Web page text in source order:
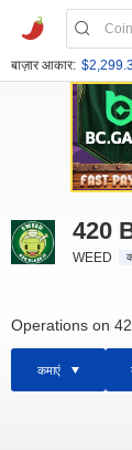
बाज़ार आकार:
420
WEED
Operations on
कमाएं